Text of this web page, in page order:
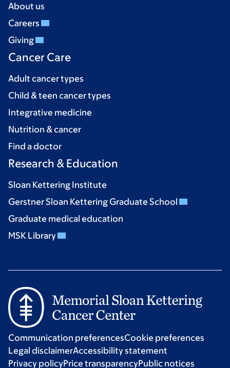
About us
Careers
Giving
Cancer Care
Adult cancer types
Child & teen cancer types
Integrative medicine
Nutrition & cancer
Find a doctor
Research & Education
Sloan Kettering Institute
Gerstner Sloan Kettering Graduate School
Graduate medical education
MSK Library
Communication preferencesCookie preferences
Legal disclaimerAccessibility statement
Privacy policyPrice transparencyPublic notices